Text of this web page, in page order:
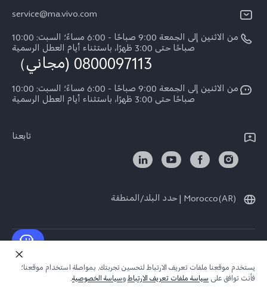
V40
Y29
Y04
Funtouch OS
مصادقة IMEI
تحديثات النظام
توجيهات بشأن ضمان vivo
بيان الخصوصية بشأن خدمة العملاء
الأخبار
الإشعارات القانونية
الاستدامة
service@ma.vivo.com
من الاثنين إلى الجمعة 9:00 صباحًا - 6:00 مساءً؛ السبت: 10:00
صباحًا حتى 3:00 ظهرًا، باستثناء أيام العطل الرسمية
0800097113 (مجاني）
من الاثنين إلى الجمعة 9:00 صباحًا - 6:00 مساءً؛ السبت: 10:00
صباحًا حتى 3:00 ظهرًا، باستثناء أيام العطل الرسمية
تابعنا
Morocco(AR) | حدد البلد/المنطقة
حقوق النشر © لعام 2026 محفوظة لصالح شركة vivo Mobile Communication Co.,
سياسة الخصوصية لـ vivo
| سياسة ملف تعريف الارتباط لـ vivo دعم خصوصية
يستخدم موقعنا ملفات تعريف الارتباط لتحسين تجربتك. بمواصلة استخدام موقعنا؛
فأنت توافق علىسياسة ملفات تعريف الارتباطوسياسة الخصوصية.